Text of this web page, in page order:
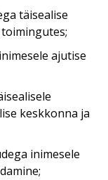
täisealise
ajutise
keskkonna ja
inimesele